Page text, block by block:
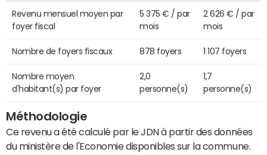
Revenu mensuel moyen par
foyer fiscal
5 375 € / par
mois
2 626 € / par
mois
Nombre de foyers fiscaux 878 foyers 1 107 foyers
Nombre moyen
d'habitant(s) par foyer
2,0
personne(s)
1,7
personne(s)
Méthodologie
Ce revenu a été calculé par le JDN à partir des données
du ministère de l'Economie disponibles sur la commune.